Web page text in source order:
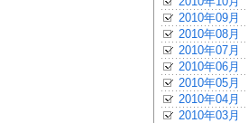
2010年09月
2010年08月
2010年07月
2010年06月
2010年05月
2010年04月
2010年03月